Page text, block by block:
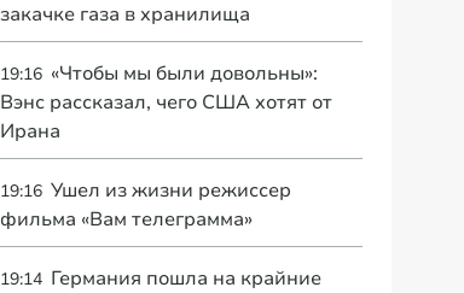
закачке газа в хранилища
19:16 «Чтобы мы были довольны»:
Вэнс рассказал, чего США хотят от
Ирана
19:16 Ушел из жизни режиссер
фильма «Вам телеграмма»
19:14 Германия пошла на крайние